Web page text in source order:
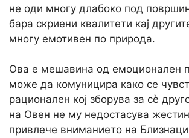
не оди многу длабоко под
бара скриени квалитети кај
многу емотивен по природа.
Ова е мешавина од емоционален
може да комуницира како се
рационален кој зборува за сè
на Овен не му недостасува
привлече вниманието на